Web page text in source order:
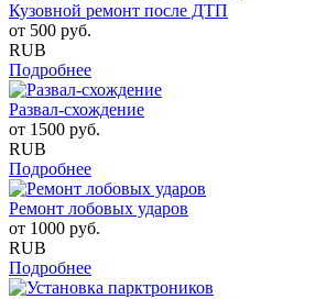
Кузовной ремонт после ДТП
от 500 руб.
RUB
Подробнее
Развал-схождение
от 1500 руб.
RUB
Подробнее
Ремонт лобовых ударов
от 1000 руб.
RUB
Подробнее